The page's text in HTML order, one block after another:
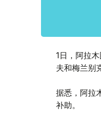
1日，阿拉
夫和梅兰别
据悉，阿拉
补助。